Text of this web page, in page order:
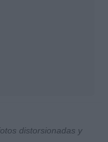
distorsionadas y